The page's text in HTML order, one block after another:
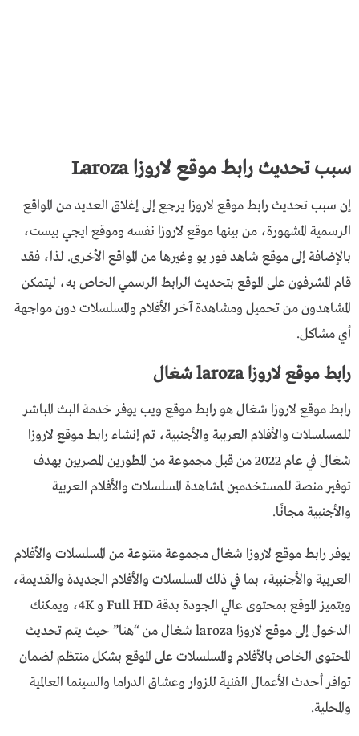
سبب تحديث رابط موقع لاروزا Laroza
إن سبب تحديث رابط موقع لاروزا يرجع إلى إغلاق العديد من المواقع
الرسمية المشهورة، من بينها موقع لاروزا نفسه وموقع ايجي بيست،
بالإضافة إلى موقع شاهد فور يو وغيرها من المواقع الأخرى. لذا، فقد
قام المشرفون على الموقع بتحديث الرابط الرسمي الخاص به، ليتمكن
المشاهدون من تحميل ومشاهدة آخر الأفلام والمسلسلات دون مواجهة
أي مشاكل.
رابط موقع لاروزا laroza شغال
رابط موقع لاروزا شغال هو رابط موقع ويب يوفر خدمة البث المباشر
للمسلسلات والأفلام العربية والأجنبية، تم إنشاء رابط موقع لاروزا
شغال في عام 2022 من قبل مجموعة من المطورين المصريين بهدف
توفير منصة للمستخدمين لمشاهدة المسلسلات والأفلام العربية
والأجنبية مجانًا.
يوفر رابط موقع لاروزا شغال مجموعة متنوعة من المسلسلات والأفلام
العربية والأجنبية، بما في ذلك المسلسلات والأفلام الجديدة والقديمة،
ويتميز الموقع بمحتوى عالي الجودة بدقة Full HD و 4K، ويمكنك
الدخول إلى موقع لاروزا laroza شغال من “هنـــا” حيث يتم تحديث
المحتوى الخاص بالأفلام والمسلسلات على الموقع بشكل منتظم لضمان
توافر أحدث الأعمال الفنية للزوار وعشاق الدراما والسينما العالمية
والمحلية.